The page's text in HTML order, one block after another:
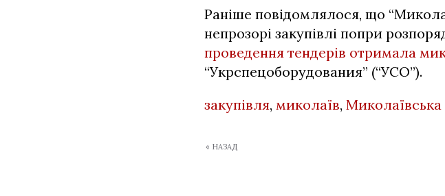
Раніше повідомлялося, що
непрозорі закупівлі попри
проведення тендерів отримала
“Укрспецоборудования” (“УСО”).
закупівля, миколаїв, Миколаївська
« НАЗАД